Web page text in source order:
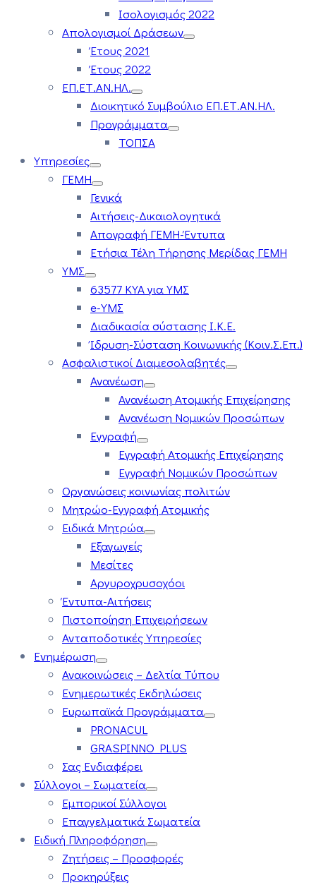
Ισολογισμός 2022
Απολογισμοί Δράσεων
Έτους 2021
Έτους 2022
ΕΠ.ΕΤ.ΑΝ.ΗΛ.
Διοικητικό Συμβούλιο ΕΠ.ΕΤ.ΑΝ.ΗΛ.
Προγράμματα
ΤΟΠΣΑ
Υπηρεσίες
ΓΕΜΗ
Γενικά
Αιτήσεις-Δικαιολογητικά
Απογραφή ΓΕΜΗ-Έντυπα
Ετήσια Τέλη Τήρησης Μερίδας ΓΕΜΗ
ΥΜΣ
63577 ΚΥΑ για ΥΜΣ
e-ΥΜΣ
Διαδικασία σύστασης Ι.Κ.Ε.
Ίδρυση-Σύσταση Κοινωνικής (Κοιν.Σ.Επ.)
Ασφαλιστικοί Διαμεσολαβητές
Ανανέωση
Ανανέωση Ατομικής Επιχείρησης
Ανανέωση Νομικών Προσώπων
Εγγραφή
Εγγραφή Ατομικής Επιχείρησης
Εγγραφή Νομικών Προσώπων
Οργανώσεις κοινωνίας πολιτών
Μητρώο-Εγγραφή Ατομικής
Ειδικά Μητρώα
Εξαγωγείς
Μεσίτες
Αργυροχρυσοχόοι
Έντυπα-Αιτήσεις
Πιστοποίηση Επιχειρήσεων
Ανταποδοτικές Υπηρεσίες
Ενημέρωση
Ανακοινώσεις – Δελτία Τύπου
Ενημερωτικές Εκδηλώσεις
Ευρωπαϊκά Προγράμματα
PRONACUL
GRASPINNO PLUS
Σας Ενδιαφέρει
Σύλλογοι – Σωματεία
Εμπορικοί Σύλλογοι
Επαγγελματικά Σωματεία
Ειδική Πληροφόρηση
Ζητήσεις – Προσφορές
Προκηρύξεις